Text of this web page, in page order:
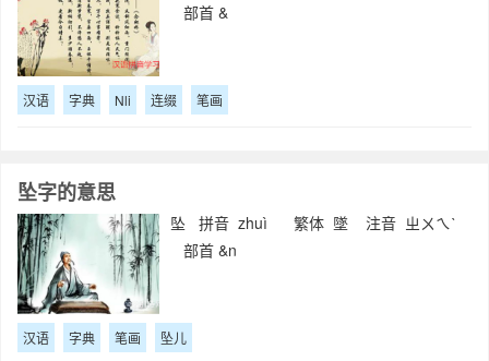
部首 &
汉语 字典 Nli 连缀 笔画
坠字的意思
坠 拼音 zhuì 繁体 墜 注音 ㄓㄨㄟˋ
部首 &n
汉语 字典 笔画 坠儿